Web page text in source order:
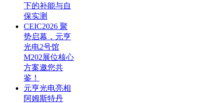
下的补能与自
保实测
CEIC2026 聚
势启幕，元亨
光电2号馆
M202展位核心
方案邀您共
鉴！
元亨光电亮相
阿姆斯特丹